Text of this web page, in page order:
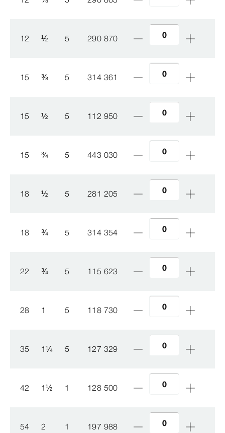
12 ½ 5 290 870
15 ⅜ 5 314 361
15 ½ 5 112 950
15 ¾ 5 443 030
18 ½ 5 281 205
18 ¾ 5 314 354
22 ¾ 5 115 623
28 1 5 118 730
35 1¼ 5 127 329
42 1½ 1 128 500
54 2 1 197 988